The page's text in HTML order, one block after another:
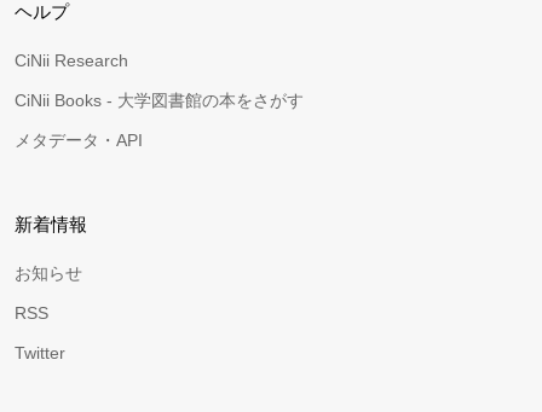
ヘルプ
CiNii Research
CiNii Books - 大学図書館の本をさがす
メタデータ・API
新着情報
お知らせ
RSS
Twitter